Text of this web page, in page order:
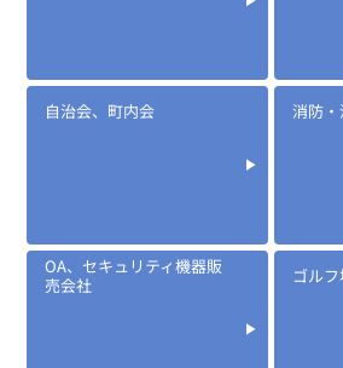
自治会、町内会 消防
OA、セキュリティ機器販
売会社
ゴル